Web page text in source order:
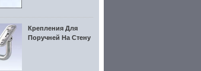
Крепления Для
Поручней На Стену